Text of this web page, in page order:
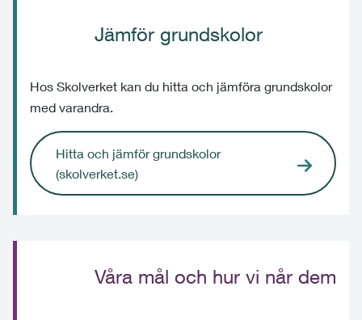
Jämför grundskolor
Hos Skolverket kan du hitta och jämföra grundskolor
med varandra.
Hitta och jämför grundskolor
(skolverket.se)
Våra mål och hur vi når dem